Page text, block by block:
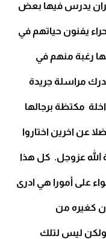
يدرس فيها بعض
يفنون حياتهم في
رغبة منهم في
مراسلة جريدة
مكتظة برجالها
عن اخرين اختاروا
الله عزوجل. كل هذا
على أمورا هي ادرى
كغيره من
ولكن ليس لتلك